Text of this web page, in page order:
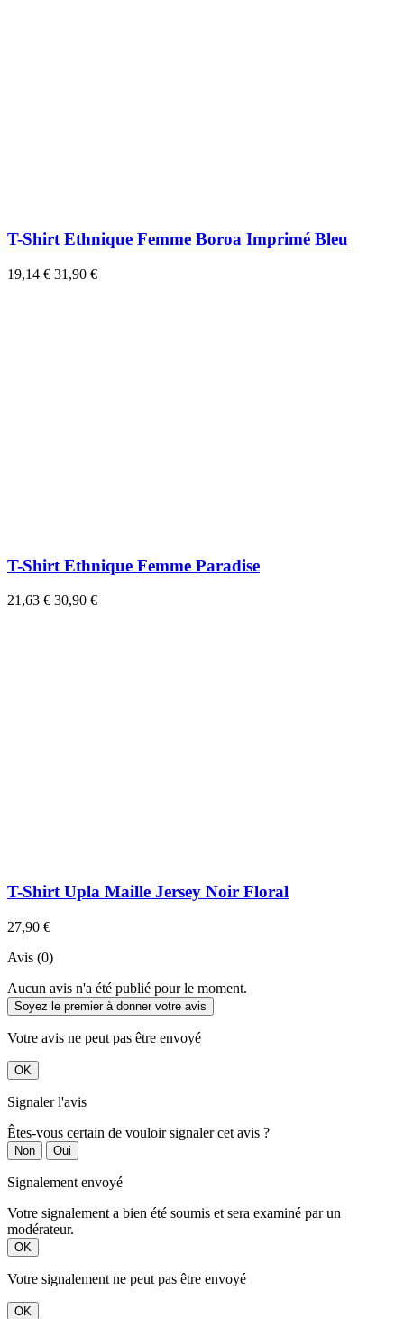
T-Shirt Ethnique Femme Boroa Imprimé Bleu
19,14 € 31,90 €
T-Shirt Ethnique Femme Paradise
21,63 € 30,90 €
T-Shirt Upla Maille Jersey Noir Floral
27,90 €
Avis (0)
Aucun avis n'a été publié pour le moment.
Soyez le premier à donner votre avis
Votre avis ne peut pas être envoyé
OK
Signaler l'avis
Êtes-vous certain de vouloir signaler cet avis ?
Non Oui
Signalement envoyé
Votre signalement a bien été soumis et sera examiné par un
modérateur.
OK
Votre signalement ne peut pas être envoyé
OK